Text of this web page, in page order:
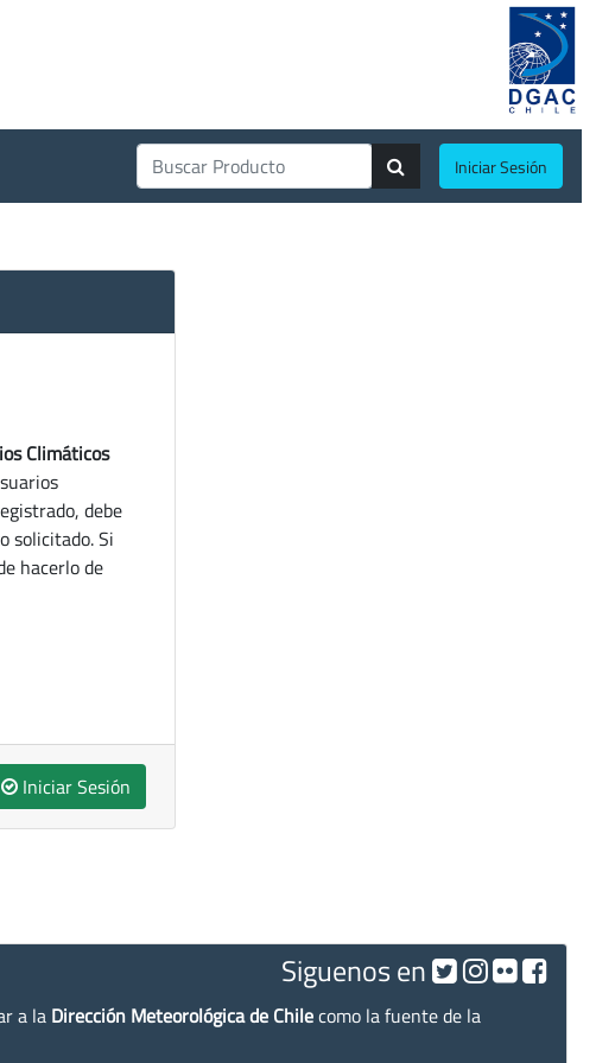
Iniciar Sesión
Climáticos
debe
solicitado. Si
hacerlo de
Iniciar Sesión
Siguenos en
a la Dirección Meteorológica de Chilecomo la fuente de la